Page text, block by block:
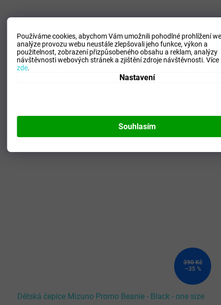
Používáme cookies, abychom Vám umožnili pohodlné prohlížení
analýze provozu webu neustále zlepšovali jeho funkce, výkon a
použitelnost, zobrazení přizpůsobeného obsahu a reklam, analýzy
návštěvnosti webových stránek a zjištění zdroje návštěvnosti.
zde.
Nastavení
Souhlasím
Sportovní kšilt Mizuno DryLite Visor / Black / OS
SKLADEM - Doručení 3-6 dní
OS
390 Kč
–35 %
Dětská čepice Mizuno Promo Beanie - Black - one size
Kód:32FY9W04Z09_OS